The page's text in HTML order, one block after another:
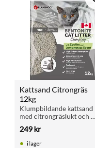
Kattsand Citrongräs
12kg
Klumpbildande kattsand
med citrongräslukt och
luktneutraliserande. 12 kg
räcker i upp till 50 dagar.
249kr
i lager